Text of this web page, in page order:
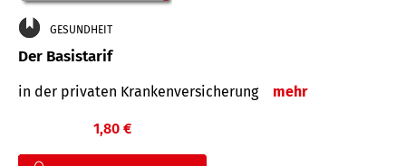
GESUNDHEIT
Der Basistarif
in der privaten Kran­ken­ver­siche­rung mehr
1,80 €